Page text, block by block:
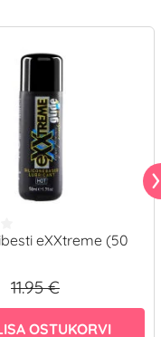
eXXtreme (50
11.95 €
OSTUKORVI